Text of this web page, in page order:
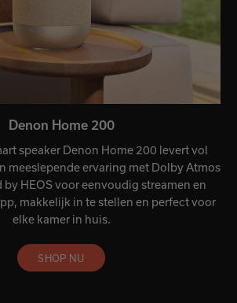
Denon Home 200
speaker Denon Home 200 levert vol
meeslepende ervaring met Dolby Atmos
by HEOS voor eenvoudig streamen en
makkelijk in te stellen en perfect voor
elke kamer in huis.
SHOP NU